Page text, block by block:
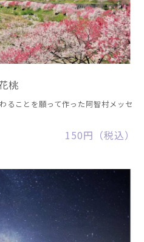
桃
ることを願って作った阿智村メッセ
150円（税込）